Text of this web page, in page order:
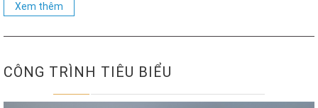
Xem thêm
CÔNG TRÌNH TIÊU BIỂU